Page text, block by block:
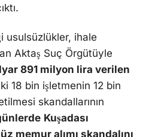
usulsüzlükler, ihale
Aktaş Suç Örgütüyle
891 milyon lira verilen
18 bin işletmenin 12 bin
skandallarının
Kuşadası
memur alımı skandalını